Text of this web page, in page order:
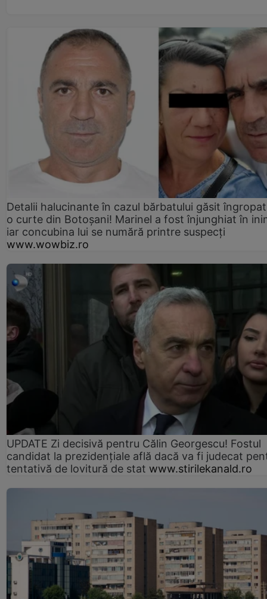
Detalii halucinante în cazul bărbatului găsit
o curte din Botoșani! Marinel a fost înjunghiat în
iar concubina lui se numără printre suspecți
www.wowbiz.ro
UPDATE Zi decisivă pentru Călin Georgescu! Fostul
candidat la prezidențiale află dacă va fi judecat
tentativă de lovitură de stat www.stirilekanald.ro